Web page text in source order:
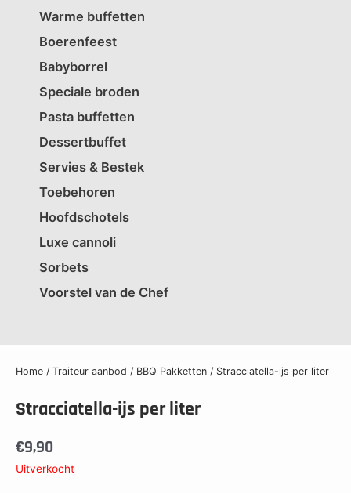
Warme buffetten
Boerenfeest
Babyborrel
Speciale broden
Pasta buffetten
Dessertbuffet
Servies & Bestek
Toebehoren
Hoofdschotels
Luxe cannoli
Sorbets
Voorstel van de Chef
Home / Traiteur aanbod / BBQ Pakketten / Stracciatella-ijs per liter
Stracciatella-ijs per liter
€9,90
Uitverkocht